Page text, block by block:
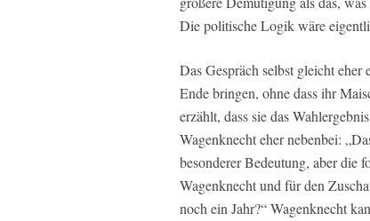
Die politische Logik wäre
Das Gespräch selbst gleicht
Ende bringen, ohne dass ihr
erzählt, dass sie das
Wagenknecht eher nebenbei:
besonderer Bedeutung, aber die
Wagenknecht und für den
noch ein Jahr?“ Wagenknecht